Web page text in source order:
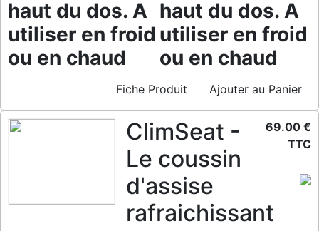
haut du dos. A
utiliser en froid
ou en chaud
haut du dos. A
utiliser en froid
ou en chaud
Fiche Produit Ajouter au Panier
ClimSeat -
Le coussin
d'assise
rafraichissant
69.00 €
TTC